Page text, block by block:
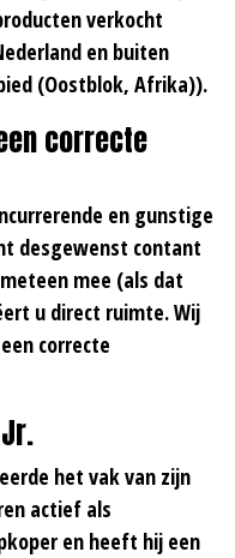
verkocht
en buiten
(Oostblok, Afrika)).
correcte
en gunstige
desgewenst contant
mee (als dat
u direct ruimte. Wij
correcte
het vak van zijn
actief als
en heeft hij een